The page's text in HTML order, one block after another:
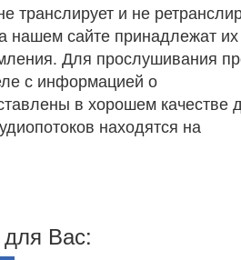
транслирует и не
нашем сайте принадлежат их
Для прослушивания
с информацией о
в хорошем качестве
находятся на
Вас: